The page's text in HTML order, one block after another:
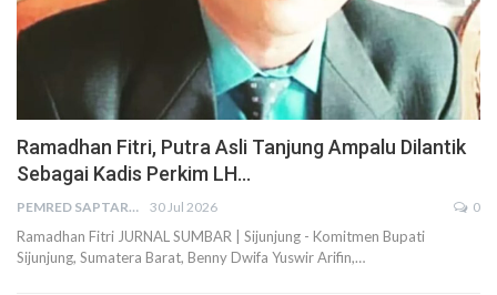
Ramadhan Fitri, Putra Asli Tanjung Ampalu Dilantik
Sebagai Kadis Perkim LH…
PEMRED SAPTARIUS 30 Jul 2026 0
Ramadhan Fitri JURNAL SUMBAR | Sijunjung - Komitmen Bupati
Sijunjung, Sumatera Barat, Benny Dwifa Yuswir Arifin,…